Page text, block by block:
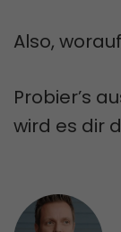
Also,
Probier’s
wird es dir